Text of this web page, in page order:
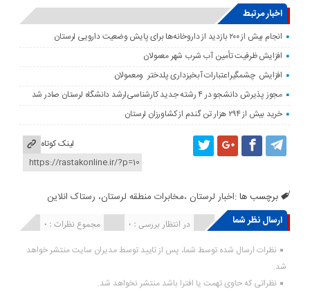
اخبار مرتبط
انجام بیش از ۲۰۰ بازدید از داروخانه‌ها برای پایش وضعیت دارویی لرستان
افزایش ظرفیت تأمین آب شرب شهر معمولان
افزایش چشمگیراعتبارات آبخیزداری پلدختر ومعمولان
مجوز پذیرش دانشجو در ۴ رشته جدید کارشناسی‌ارشد دانشگاه لرستان صادر شد
خرید بیش از ۲۹۴ هزار تن گندم از کشاورزان لرستان
لینک کوتاه
برچسب ها :اخبار لرستان ،مخابرات منطقه لرستان، رستاک انلاین
ارسال نظر شما
مجموع نظرات : 0 در انتظار بررسی : 0 انتشار یافته : ۰
نظرات ارسال شده توسط شما، پس از تایید توسط مدیران سایت منتشر خواهد
شد.
نظراتی که حاوی تهمت یا افترا باشد منتشر نخواهد شد.